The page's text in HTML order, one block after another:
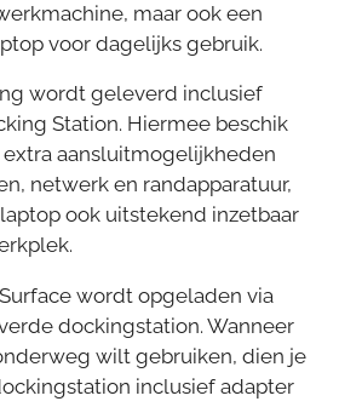
maar ook een
voor dagelijks gebruik.
wordt geleverd inclusief
Station. Hiermee beschik
aansluitmogelijkheden
netwerk en randapparatuur,
ook uitstekend inzetbaar
wordt opgeladen via
dockingstation. Wanneer
wilt gebruiken, dien je
inclusief adapter